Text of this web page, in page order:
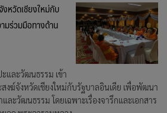
หวัดเชียงใหม่กับ
ร่วมมือทางด้าน
และวัฒนธรรม เข้า
งฆ์จังหวัดเชียงใหม่กับรัฐบาลอินเดีย เพื่อพัฒนา
ะวัฒนธรรม โดยเฉพาะเรื่องจารึกและเอกสาร